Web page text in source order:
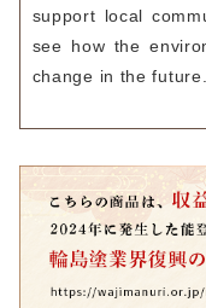
support local
see how the
change in the future.